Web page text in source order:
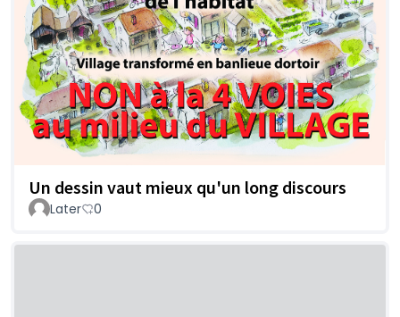
Un dessin vaut mieux qu'un long discours
Later 0